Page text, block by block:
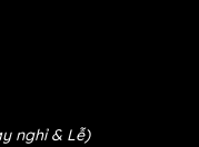
nghỉ & Lễ)